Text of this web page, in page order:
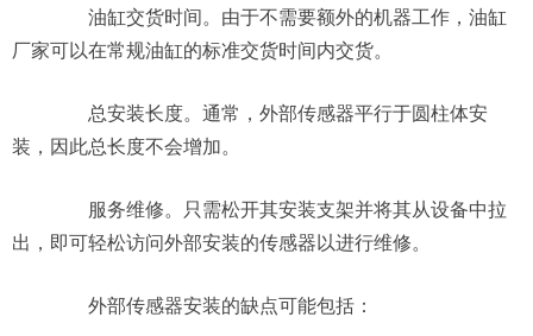
油缸交货时间。由于不需要额外的机器工作，油缸
厂家可以在常规油缸的标准交货时间内交货。
总安装长度。通常，外部传感器平行于圆柱体安
装，因此总长度不会增加。
服务维修。只需松开其安装支架并将其从设备中拉
出，即可轻松访问外部安装的传感器以进行维修。
外部传感器安装的缺点可能包括：